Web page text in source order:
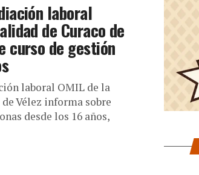
laboral
de Curaco de
curso de gestión
laboral OMIL de la
Vélez informa sobre
desde los 16 años,